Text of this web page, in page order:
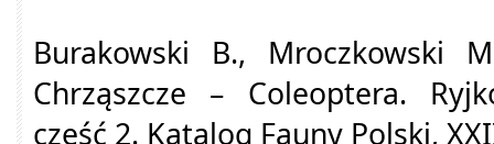
Burakowski B., Mroczkowski
Chrząszcze – Coleoptera.
część 2. Katalog Fauny Polski,